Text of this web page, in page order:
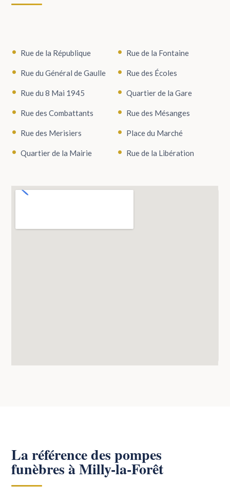
Rue de la République Rue de la Fontaine
Rue du Général de Gaulle Rue des Écoles
Rue du 8 Mai 1945 Quartier de la Gare
Rue des Combattants Rue des Mésanges
Rue des Merisiers Place du Marché
Quartier de la Mairie Rue de la Libération
La référence des pompes
funèbres à Milly-la-Forêt